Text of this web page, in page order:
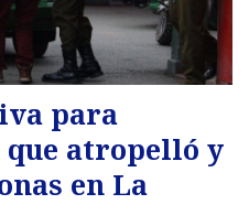
para
atropelló y
en La